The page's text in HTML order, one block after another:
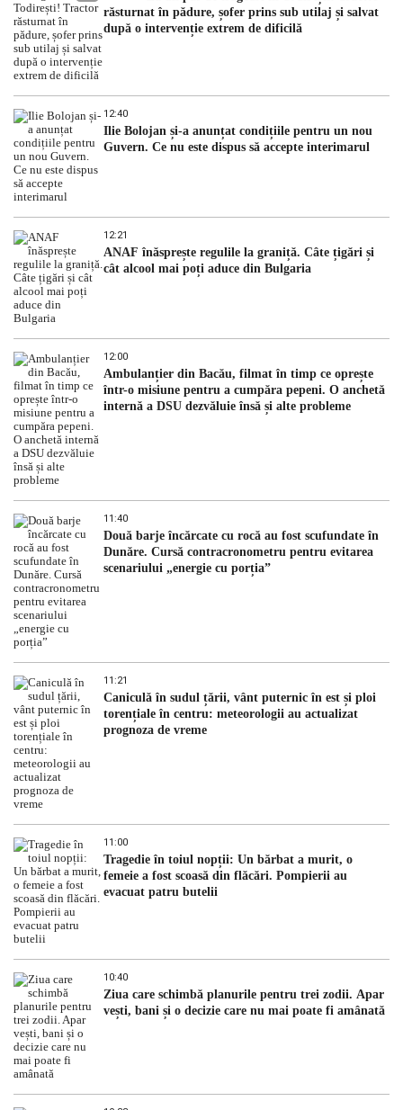
răsturnat în pădure, șofer prins sub utilaj și salvat
după o intervenție extrem de dificilă
12:40
Ilie Bolojan și-a anunțat condițiile pentru un nou
Guvern. Ce nu este dispus să accepte interimarul
12:21
ANAF înăsprește regulile la graniță. Câte țigări și
cât alcool mai poți aduce din Bulgaria
12:00
Ambulanțier din Bacău, filmat în timp ce oprește
într-o misiune pentru a cumpăra pepeni. O anchetă
internă a DSU dezvăluie însă și alte probleme
11:40
Două barje încărcate cu rocă au fost scufundate în
Dunăre. Cursă contracronometru pentru evitarea
scenariului „energie cu porția”
11:21
Caniculă în sudul țării, vânt puternic în est și ploi
torențiale în centru: meteorologii au actualizat
prognoza de vreme
11:00
Tragedie în toiul nopții: Un bărbat a murit, o
femeie a fost scoasă din flăcări. Pompierii au
evacuat patru butelii
10:40
Ziua care schimbă planurile pentru trei zodii. Apar
vești, bani și o decizie care nu mai poate fi amânată